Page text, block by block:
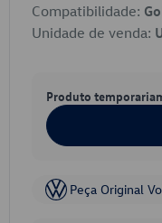
Compatibilidade:
Unidade de venda:
Produto
Peça Original